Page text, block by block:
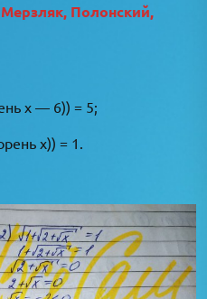
Полонский,
x — 6)) = 5;
x)) = 1.